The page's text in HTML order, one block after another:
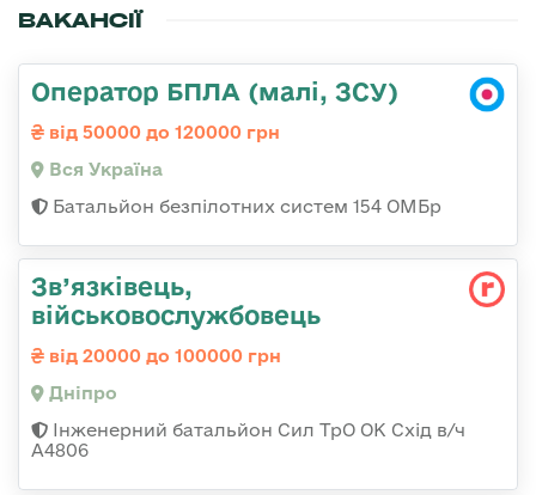
ВАКАНСІЇ
Оператор БПЛА (малі, ЗСУ)
від 50000 до 120000 грн
Вся Україна
Батальйон безпілотних систем 154 ОМБр
Зв’язківець,
військовослужбовець
від 20000 до 100000 грн
Дніпро
Інженерний батальйон Сил ТрО ОК Схід в/ч
А4806